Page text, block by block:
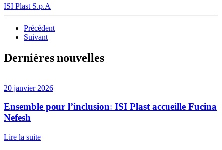
ISI Plast S.p.A
Précédent
Suivant
Dernières nouvelles
20 janvier 2026
Ensemble pour l’inclusion: ISI Plast accueille Fucina
Nefesh
Lire la suite